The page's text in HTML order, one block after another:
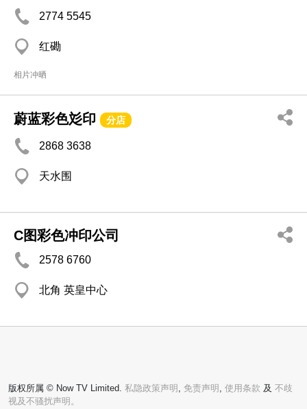
2774 5545
红磡
相片冲晒
蔚蓝彩色彣印 分店
2868 3638
天水围
С图彩色冲印公司
2578 6760
北角 英皇中心
版权所属 © Now TV Limited. 私隐政策声明 , 免责声明 , 使用条款 及 不歧
视及不骚扰声明。